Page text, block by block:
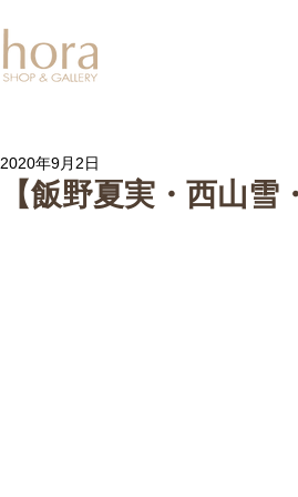
【飯野夏実・西山
2020年9月2日